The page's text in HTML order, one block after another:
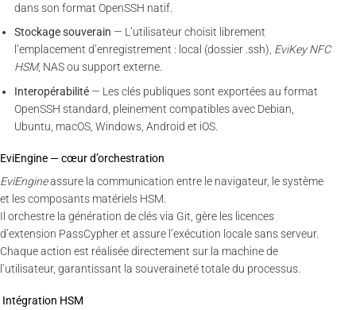
dans son format OpenSSH natif.
Stockage souverain — L’utilisateur choisit librement
l’emplacement d’enregistrement : local (dossier .ssh), EviKey NFC
HSM, NAS ou support externe.
Interopérabilité — Les clés publiques sont exportées au format
OpenSSH standard, pleinement compatibles avec Debian,
Ubuntu, macOS, Windows, Android et iOS.
EviEngine — cœur d’orchestration
EviEngineassure la communication entre le navigateur, le système
et les composants matériels HSM.
Il orchestre la génération de clés via Git, gère les licences
d’extension PassCypher et assure l’exécution locale sans serveur.
Chaque action est réalisée directement sur la machine de
l’utilisateur, garantissant la souveraineté totale du processus.
Intégration HSM